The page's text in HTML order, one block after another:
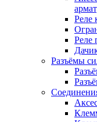
Реле
Реле
Разъёмы